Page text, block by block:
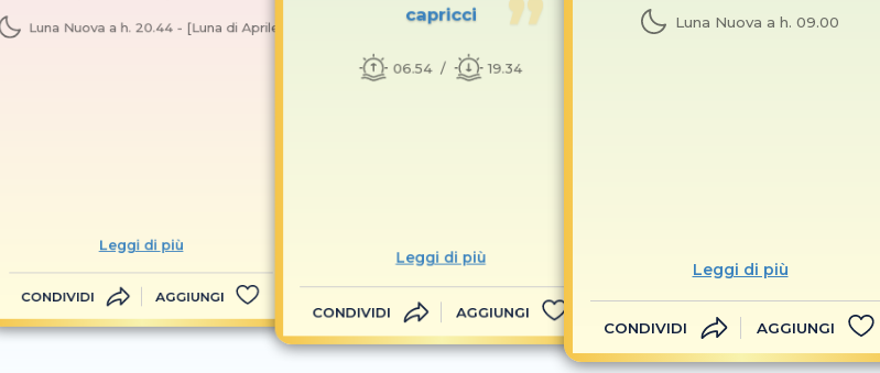
Luna Nuova a h. 20.44 - [Luna di Aprile]
Leggi di più
CONDIVIDI AGGIUNGI
capricci
06.54 19.34
Leggi di più
CONDIVIDI AGGIUNGI
Luna Nuova a h. 09.00
Leggi di più
CONDIVIDI AGGIUNGI